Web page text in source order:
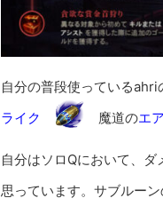
自分の普段使っている
ライク
魔道のエ
自分はソロQにおいて、
思っています。サブルー